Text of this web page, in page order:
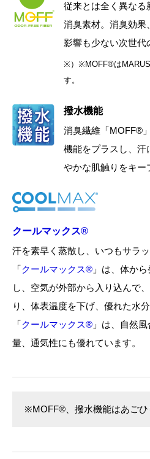
従来とは全く異なる
消臭素材。消臭効果
影響も少ない次世代
※）※MOFF®は
す。
撥水機能
消臭繊維「MOFF®
機能をプラスし、汗
やかな肌触りをキー
クールマックス®
汗を素早く蒸散し、いつもサラッ
「クールマックス® 」は、体か
し、空気が外部から入り込んで
り、体表温度を下げ、優れた水
「クールマックス® 」は、自然
量、通気性にも優れています。
※MOFF®、撥水機能はあごひ